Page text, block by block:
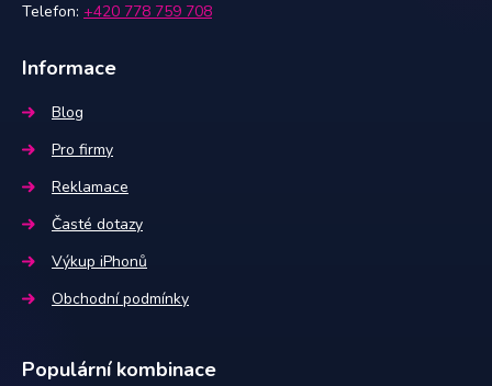
Telefon: +420 778 759 708
Informace
Blog
Pro firmy
Reklamace
Časté dotazy
Výkup iPhonů
Obchodní podmínky
Populární kombinace